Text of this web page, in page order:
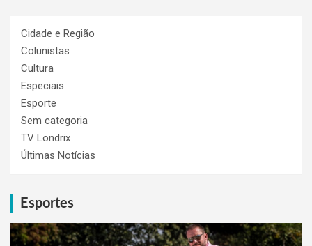
Cidade e Região
Colunistas
Cultura
Especiais
Esporte
Sem categoria
TV Londrix
Últimas Notícias
Esportes